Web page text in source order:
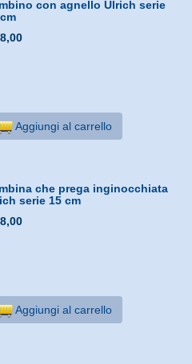
con agnello Ulrich serie
Aggiungi al carrello
che prega inginocchiata
serie 15 cm
Aggiungi al carrello